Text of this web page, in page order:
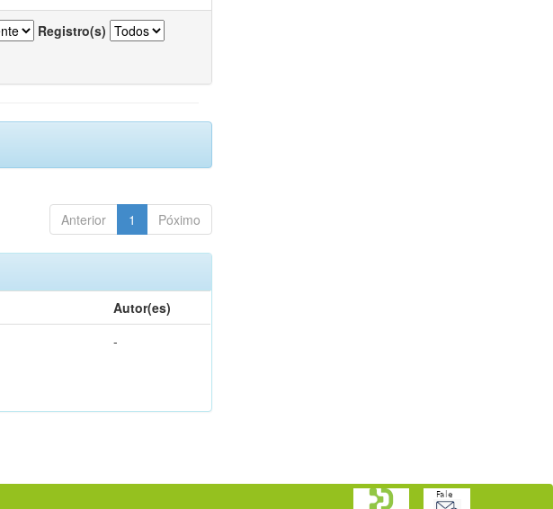
Registro(s)
Anterior 1 Póximo
Autor(es)
-